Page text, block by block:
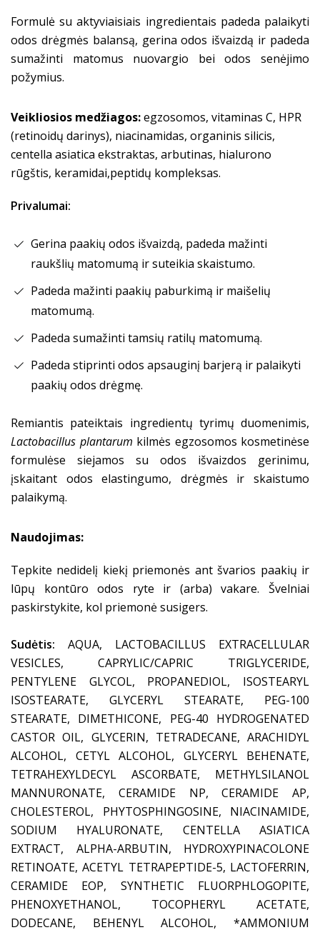
Formulė su aktyviaisiais ingredientais padeda palaikyti
odos drėgmės balansą, gerina odos išvaizdą ir padeda
sumažinti matomus nuovargio bei odos senėjimo
požymius.
Veikliosios medžiagos:egzosomos, vitaminas C, HPR
(retinoidų darinys), niacinamidas, organinis silicis,
centella asiatica ekstraktas, arbutinas, hialurono
rūgštis, keramidai,peptidų kompleksas.
Privalumai:
Gerina paakių odos išvaizdą, padeda mažinti
raukšlių matomumą ir suteikia skaistumo.
Padeda mažinti paakių paburkimą ir maišelių
matomumą.
Padeda sumažinti tamsių ratilų matomumą.
Padeda stiprinti odos apsauginį barjerą ir palaikyti
paakių odos drėgmę.
Remiantis pateiktais ingredientų tyrimų duomenimis,
Lactobacillus plantarum kilmės egzosomos kosmetinėse
formulėse siejamos su odos išvaizdos gerinimu,
įskaitant odos elastingumo, drėgmės ir skaistumo
palaikymą.
Naudojimas:
Tepkite nedidelį kiekį priemonės ant švarios paakių ir
lūpų kontūro odos ryte ir (arba) vakare. Švelniai
paskirstykite, kol priemonė susigers.
Sudėtis: AQUA, LACTOBACILLUS EXTRACELLULAR
VESICLES, CAPRYLIC/CAPRIC TRIGLYCERIDE,
PENTYLENE GLYCOL, PROPANEDIOL, ISOSTEARYL
ISOSTEARATE, GLYCERYL STEARATE, PEG-100
STEARATE, DIMETHICONE, PEG-40 HYDROGENATED
CASTOR OIL, GLYCERIN, TETRADECANE, ARACHIDYL
ALCOHOL, CETYL ALCOHOL, GLYCERYL BEHENATE,
TETRAHEXYLDECYL ASCORBATE, METHYLSILANOL
MANNURONATE, CERAMIDE NP, CERAMIDE AP,
CHOLESTEROL, PHYTOSPHINGOSINE, NIACINAMIDE,
SODIUM HYALURONATE, CENTELLA ASIATICA
EXTRACT, ALPHA-ARBUTIN, HYDROXYPINACOLONE
RETINOATE, ACETYL TETRAPEPTIDE-5, LACTOFERRIN,
CERAMIDE EOP, SYNTHETIC FLUORPHLOGOPITE,
PHENOXYETHANOL, TOCOPHERYL ACETATE,
DODECANE, BEHENYL ALCOHOL, *AMMONIUM